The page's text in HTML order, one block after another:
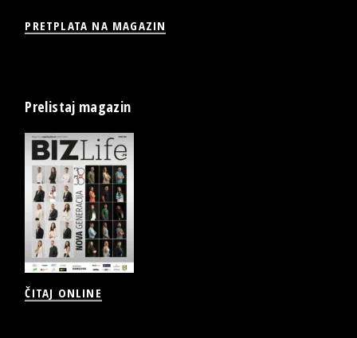
PRETPLATA NA MAGAZIN
Prelistaj magazin
ČITAJ ONLINE